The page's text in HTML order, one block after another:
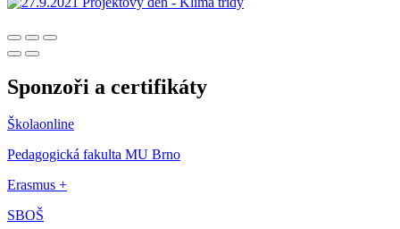
Sponzoři a certifikáty
Školaonline
Pedagogická fakulta MU Brno
Erasmus +
SBOŠ